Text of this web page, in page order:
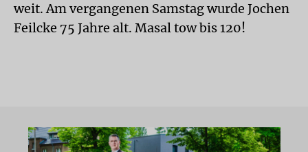
weit. Am vergangenen Samstag wurde Jochen
Feilcke 75 Jahre alt. Masal tow bis 120!